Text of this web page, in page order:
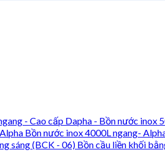
Dapha - Bồn nước inox
Bồn nước inox 4000L ngang-
Bồn cầu liền khối